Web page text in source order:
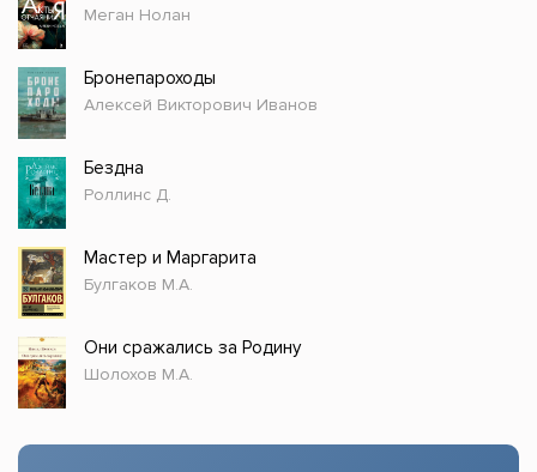
Меган Нолан
Бронепароходы
Алексей Викторович Иванов
Бездна
Роллинс Д.
Мастер и Маргарита
Булгаков М.А.
Они сражались за Родину
Шолохов М.А.